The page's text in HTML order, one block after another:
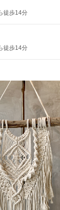
徒歩14分
徒歩14分